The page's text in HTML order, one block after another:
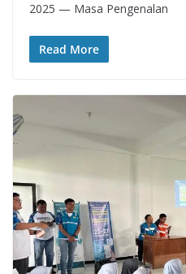
2025 — Masa Pengenalan
Read More